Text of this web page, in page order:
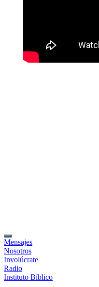
Mensajes
Nosotros
Involúcrate
Radio
Instituto Bíblico